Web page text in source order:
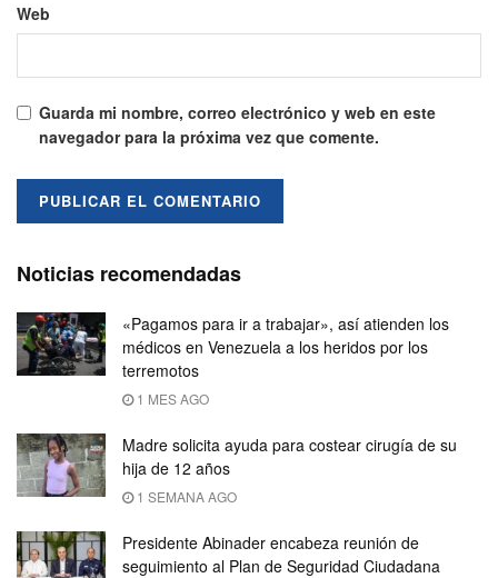
Web
Guarda mi nombre, correo electrónico y web en este
navegador para la próxima vez que comente.
Noticias recomendadas
«Pagamos para ir a trabajar», así atienden los
médicos en Venezuela a los heridos por los
terremotos
1 MES AGO
Madre solicita ayuda para costear cirugía de su
hija de 12 años
1 SEMANA AGO
Presidente Abinader encabeza reunión de
seguimiento al Plan de Seguridad Ciudadana